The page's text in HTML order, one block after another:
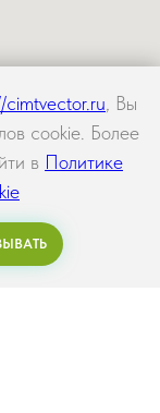
вопрос
cimtvector.ru, Вы
cookie. Более
в Политике